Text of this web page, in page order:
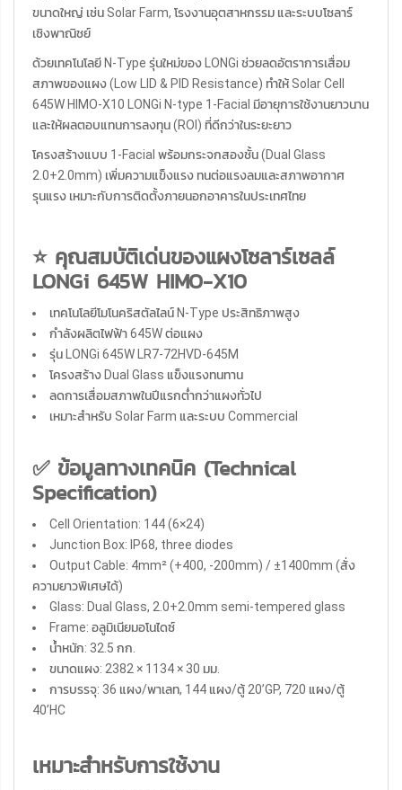
ขนาดใหญ่ เช่น Solar Farm, โรงงานอุตสาหกรรม และระบบโซลาร์
เชิงพาณิชย์
ด้วยเทคโนโลยี N-Type รุ่นใหม่ของ LONGi ช่วยลดอัตราการเสื่อม
สภาพของแผง (Low LID & PID Resistance) ทำให้ Solar Cell
645W HIMO-X10 LONGi N-type 1-Facial มีอายุการใช้งานยาวนาน
และให้ผลตอบแทนการลงทุน (ROI) ที่ดีกว่าในระยะยาว
โครงสร้างแบบ 1-Facial พร้อมกระจกสองชั้น (Dual Glass
2.0+2.0mm) เพิ่มความแข็งแรง ทนต่อแรงลมและสภาพอากาศ
รุนแรง เหมาะกับการติดตั้งภายนอกอาคารในประเทศไทย
⭐ คุณสมบัติเด่นของแผงโซลาร์เซลล์
LONGi 645W HIMO-X10
เทคโนโลยีโมโนคริสตัลไลน์ N-Type ประสิทธิภาพสูง
กำลังผลิตไฟฟ้า 645W ต่อแผง
รุ่น LONGi 645W LR7-72HVD-645M
โครงสร้าง Dual Glass แข็งแรงทนทาน
ลดการเสื่อมสภาพในปีแรกต่ำกว่าแผงทั่วไป
เหมาะสำหรับ Solar Farm และระบบ Commercial
✅ ข้อมูลทางเทคนิค (Technical
Specification)
Cell Orientation: 144 (6×24)
Junction Box: IP68, three diodes
Output Cable: 4mm² (+400, -200mm) / ±1400mm (สั่ง
ความยาวพิเศษได้)
Glass: Dual Glass, 2.0+2.0mm semi-tempered glass
Frame: อลูมิเนียมอโนไดซ์
น้ำหนัก: 32.5 กก.
ขนาดแผง: 2382 × 1134 × 30 มม.
การบรรจุ: 36 แผง/พาเลท, 144 แผง/ตู้ 20’GP, 720 แผง/ตู้
40’HC
เหมาะสำหรับการใช้งาน